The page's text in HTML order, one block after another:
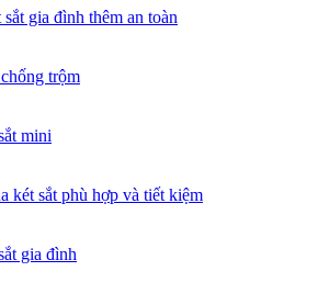
gia đình thêm an toàn
trộm
mini
két sắt phù hợp và tiết kiệm
gia đình